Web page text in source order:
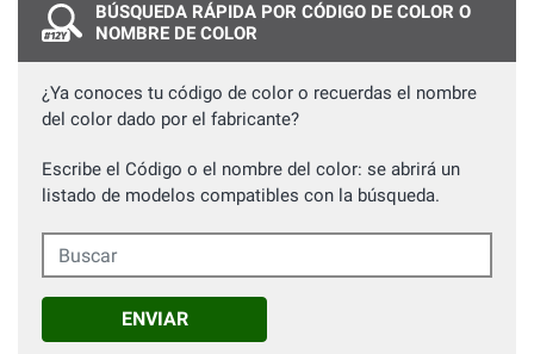
BÚSQUEDA RÁPIDA POR CÓDIGO DE COLOR O
NOMBRE DE COLOR
¿Ya conoces tu código de color o recuerdas el nombre
del color dado por el fabricante?
Escribe el Código o el nombre del color: se abrirá un
listado de modelos compatibles con la búsqueda.
Buscar
ENVIAR